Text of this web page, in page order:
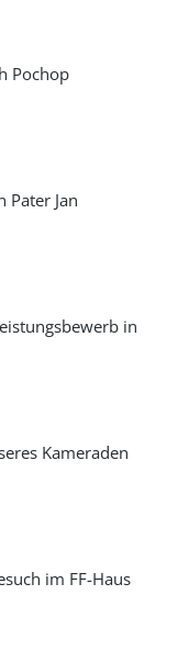
Pochop
Pater Jan
in
Kameraden
im FF-Haus